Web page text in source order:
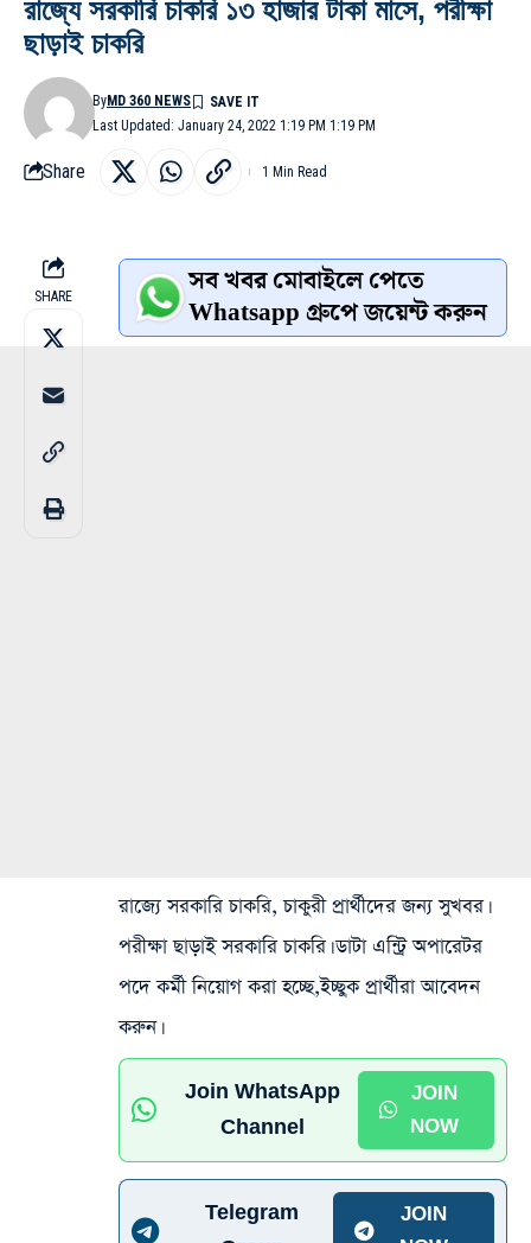
রাজ্যে সরকারি চাকরি ১৩ হাজার টাকা মাসে, পরীক্ষা
ছাড়াই চাকরি
Last Updated: January 24, 2022 1:19 PM 1:19 PM
ByMD 360 NEWS
Share 1 Min Read
SHARE সব খবর মোবাইলে পেতে
Whatsapp গ্রুপে জয়েন্ট করুন
রাজ্যে সরকারি চাকরি, চাকুরী প্রার্থীদের জন্য সুখবর।
পরীক্ষা ছাড়াই সরকারি চাকরি। ডাটা এন্ট্রি অপারেটর
পদে কর্মী নিয়োগ করা হচ্ছে,ইচ্ছুক প্রার্থীরা আবেদন
করুন।
Join WhatsApp
Channel
JOIN
NOW
Telegram
JOIN